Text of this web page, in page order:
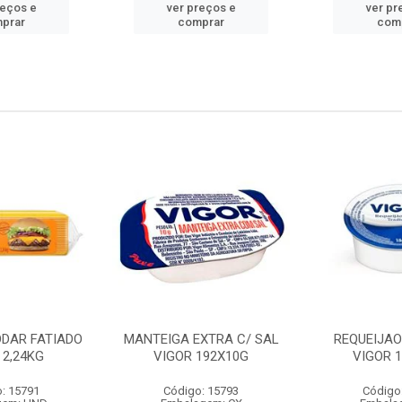
e
ver preços e
comprar
ver
FATIADO
15791
MANTEIGA EXTRA C/ SAL
VIGOR 192X10G
Código: 15793
VIGOR